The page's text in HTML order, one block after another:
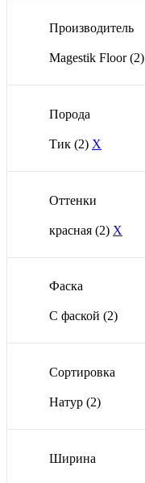
Производитель
Magestik Floor(2)
Порода
Тик (2) X
Оттенки
красная (2) X
Фаска
С фаской (2)
Сортировка
Натур (2)
Ширина